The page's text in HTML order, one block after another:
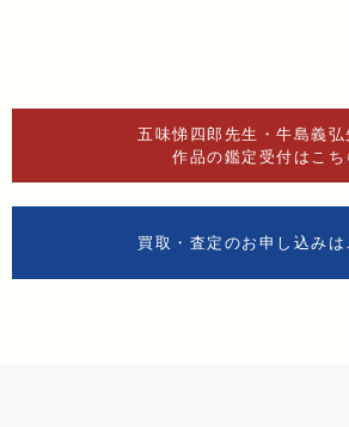
五味悌四郎先生・牛島義弘
作品の鑑定受付はこち
買取・査定のお申し込みは